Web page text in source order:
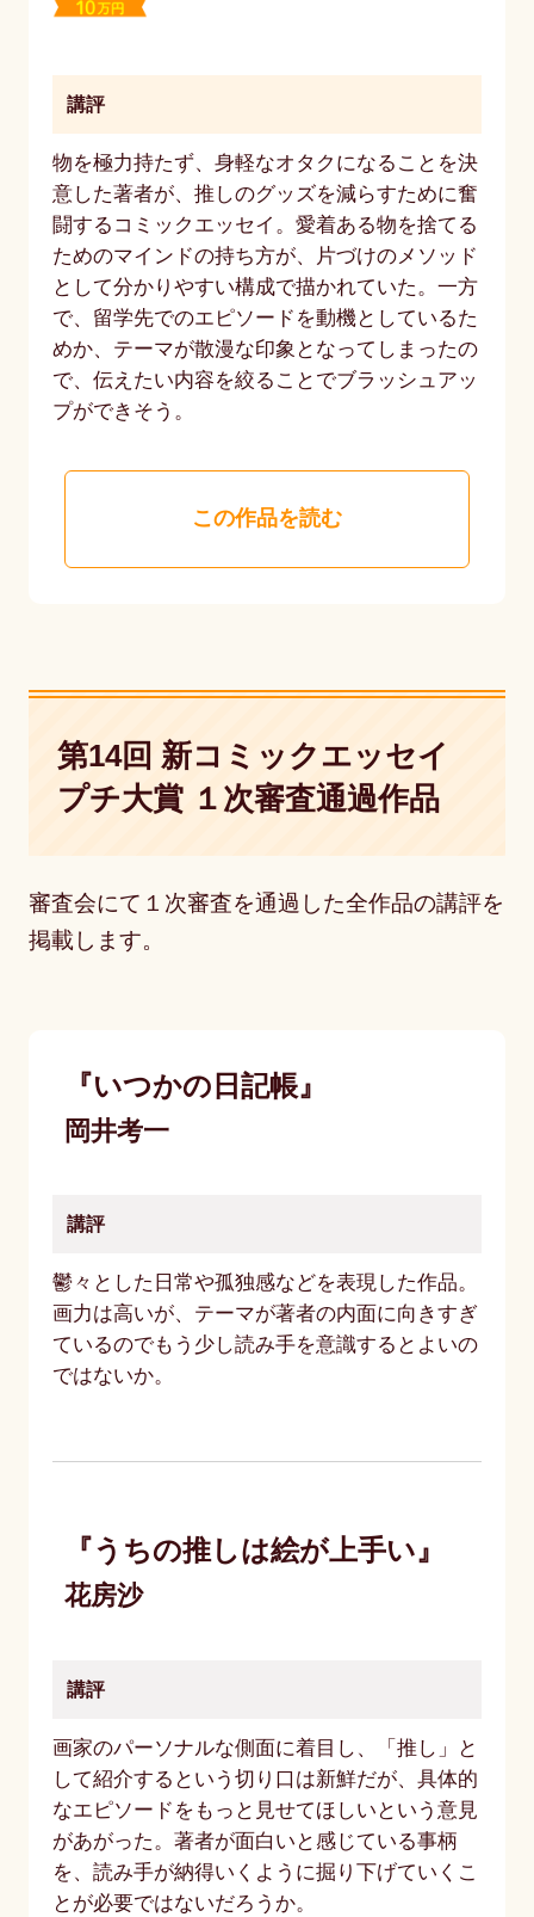
講評
物を極力持たず、身軽なオタクになることを決
意した著者が、推しのグッズを減らすために奮
闘するコミックエッセイ。愛着ある物を捨てる
ためのマインドの持ち方が、片づけのメソッド
として分かりやすい構成で描かれていた。一方
で、留学先でのエピソードを動機としているた
めか、テーマが散漫な印象となってしまったの
で、伝えたい内容を絞ることでブラッシュアッ
プができそう。
この作品を読む
第14回 新コミックエッセイ
プチ大賞 １次審査通過作品
審査会にて１次審査を通過した全作品の講評を
掲載します。
『いつかの日記帳』
岡井考一
講評
鬱々とした日常や孤独感などを表現した作品。
画力は高いが、テーマが著者の内面に向きすぎ
ているのでもう少し読み手を意識するとよいの
ではないか。
『うちの推しは絵が上手い』
花房沙
講評
画家のパーソナルな側面に着目し、「推し」と
して紹介するという切り口は新鮮だが、具体的
なエピソードをもっと見せてほしいという意見
があがった。著者が面白いと感じている事柄
を、読み手が納得いくように掘り下げていくこ
とが必要ではないだろうか。